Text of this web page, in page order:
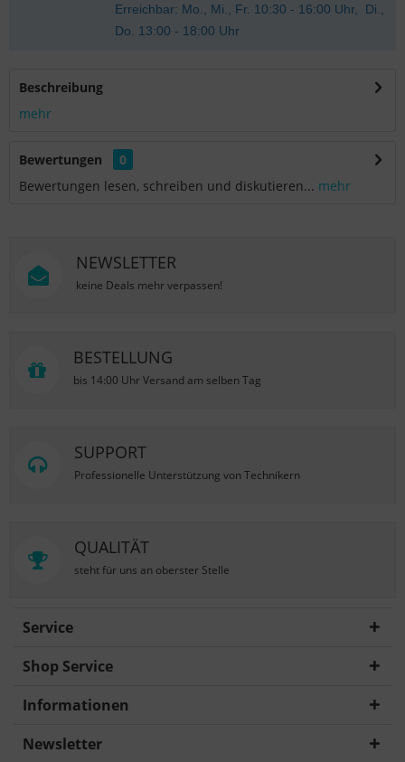
Erreichbar: Mo., Mi., Fr. 10:30 - 16:00 Uhr, Di.,
Do. 13:00 - 18:00 Uhr
Beschreibung
mehr
Bewertungen
0
Bewertungen lesen, schreiben und diskutieren... mehr
NEWSLETTER
keine Deals mehr verpassen!
BESTELLUNG
bis 14:00 Uhr Versand am selben Tag
SUPPORT
Professionelle Unterstützung von Technikern
QUALITÄT
steht für uns an oberster Stelle
Service
Shop Service
Informationen
Newsletter